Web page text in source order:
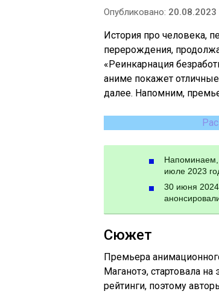
Опубликовано: 20.08.2023
История про человека,
перерождения,
«Реинкарнация
аниме покажет отличные
далее. Напомним,
Напоминаем,
июле 2023
30 июня 2024
Сюжет
Премьера
Маганотэ, стартовала
рейтинги, поэтому